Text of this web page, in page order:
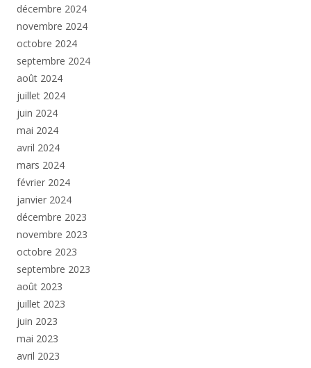
décembre 2024
novembre 2024
octobre 2024
septembre 2024
août 2024
juillet 2024
juin 2024
mai 2024
avril 2024
mars 2024
février 2024
janvier 2024
décembre 2023
novembre 2023
octobre 2023
septembre 2023
août 2023
juillet 2023
juin 2023
mai 2023
avril 2023